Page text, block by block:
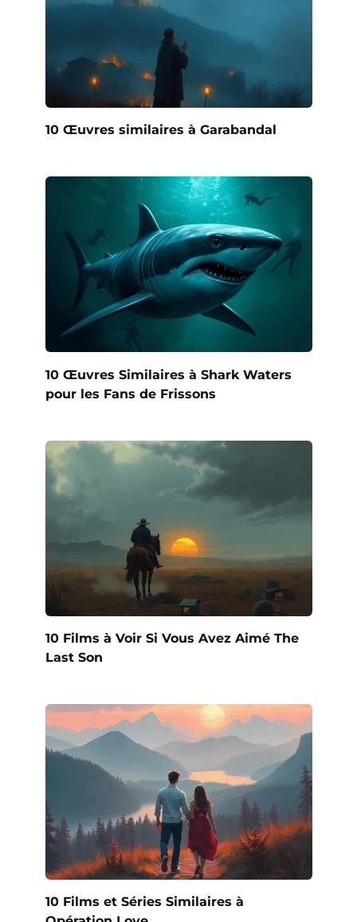
10 Œuvres similaires à Garabandal
10 Œuvres Similaires à Shark Waters
pour les Fans de Frissons
10 Films à Voir Si Vous Avez Aimé The
Last Son
10 Films et Séries Similaires à